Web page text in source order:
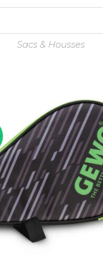
était : est :
Sacs & Housses